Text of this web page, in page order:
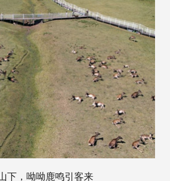
下，呦呦鹿鸣引客来